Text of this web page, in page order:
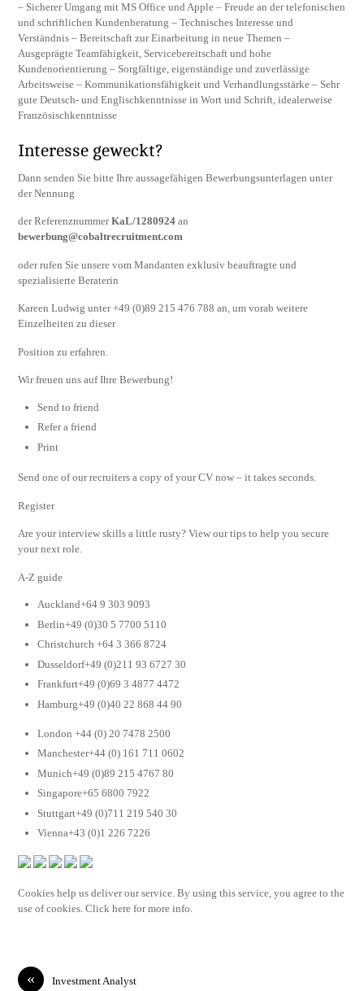
– Sicherer Umgang mit MS Office und Apple – Freude an der telefonischen
und schriftlichen Kundenberatung – Technisches Interesse und
Verständnis – Bereitschaft zur Einarbeitung in neue Themen –
Ausgeprägte Teamfähigkeit, Servicebereitschaft und hohe
Kundenorientierung – Sorgfältige, eigenständige und zuverlässige
Arbeitsweise – Kommunikationsfähigkeit und Verhandlungsstärke – Sehr
gute Deutsch- und Englischkenntnisse in Wort und Schrift, idealerweise
Französischkenntnisse
Interesse geweckt?
Dann senden Sie bitte Ihre aussagefähigen Bewerbungsunterlagen unter
der Nennung
der ReferenznummerKaL/1280924 an
bewerbung@cobaltrecruitment.com
oder rufen Sie unsere vom Mandanten exklusiv beauftragte und
spezialisierte Beraterin
Kareen Ludwig unter +49 (0)89 215 476 788 an, um vorab weitere
Einzelheiten zu dieser
Position zu erfahren.
Wir freuen uns auf Ihre Bewerbung!
Send to friend
Refer a friend
Print
Send one of our recruiters a copy of your CV now – it takes seconds.
Register
Are your interview skills a little rusty? View our tips to help you secure
your next role.
A-Z guide
Auckland+64 9 303 9093
Berlin+49 (0)30 5 7700 5110
Christchurch +64 3 366 8724
Dusseldorf+49 (0)211 93 6727 30
Frankfurt+49 (0)69 3 4877 4472
Hamburg+49 (0)40 22 868 44 90
London +44 (0) 20 7478 2500
Manchester+44 (0) 161 711 0602
Munich+49 (0)89 215 4767 80
Singapore+65 6800 7922
Stuttgart+49 (0)711 219 540 30
Vienna+43 (0)1 226 7226
Cookies help us deliver our service. By using this service, you agree to the
use of cookies. Click here for more info.
« Investment Analyst